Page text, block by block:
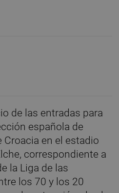
de las entradas para
española de
en el estadio
correspondiente a
la Liga de las
los 70 y los 20